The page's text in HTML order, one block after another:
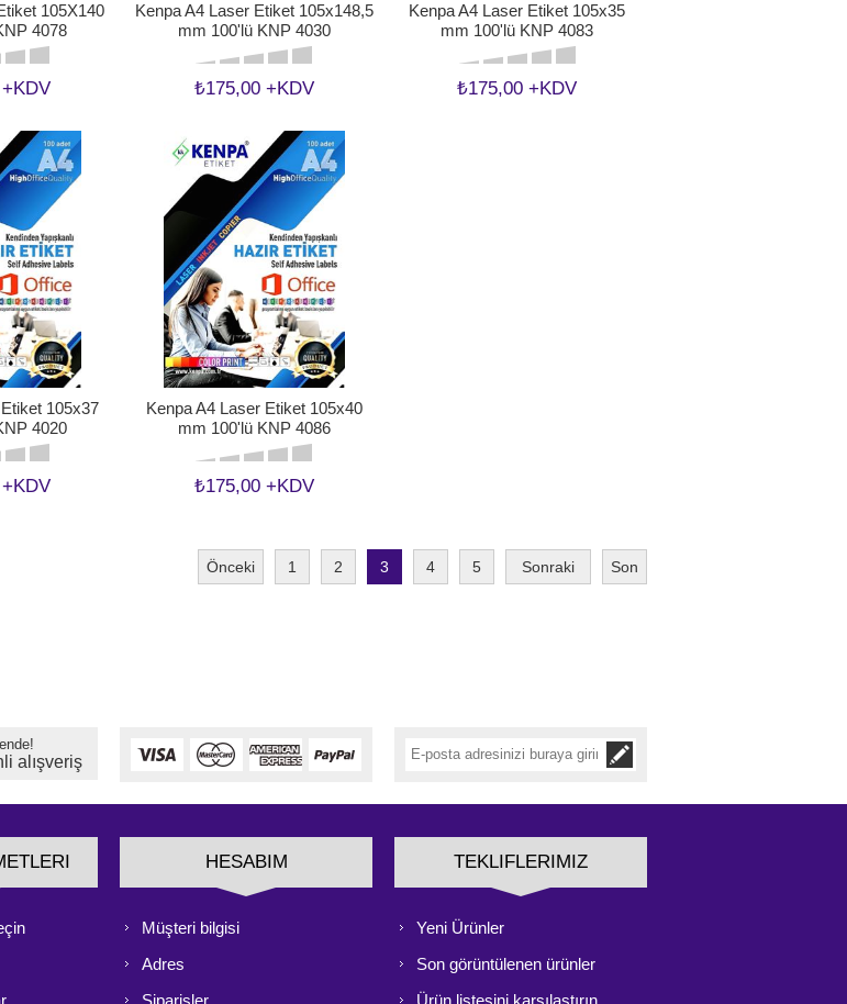
105X140
4078
Kenpa A4 Laser Etiket 105x148,5
mm 100'lü KNP 4030
₺175,00 +KDV
Kenpa A4 Laser Etiket 105x35
mm 100'lü KNP 4083
₺175,00 +KDV
105x37
4020
Kenpa A4 Laser Etiket 105x40
mm 100'lü KNP 4086
₺175,00 +KDV
Önceki 1 2 3 4 5 Sonraki Son
alışveriş
HESABIM
Müşteri bilgisi
Adres
Siparişler
TEKLIFLERIMIZ
Yeni Ürünler
Son görüntülenen ürünler
Ürün listesini karşılaştırın